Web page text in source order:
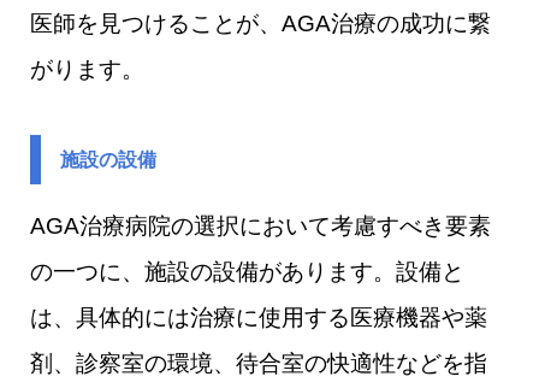
医師を見つけることが、AGA治療の成功に繋
がります。
施設の設備
AGA治療病院の選択において考慮すべき要素
の一つに、施設の設備があります。設備と
は、具体的には治療に使用する医療機器や薬
剤、診察室の環境、待合室の快適性などを指